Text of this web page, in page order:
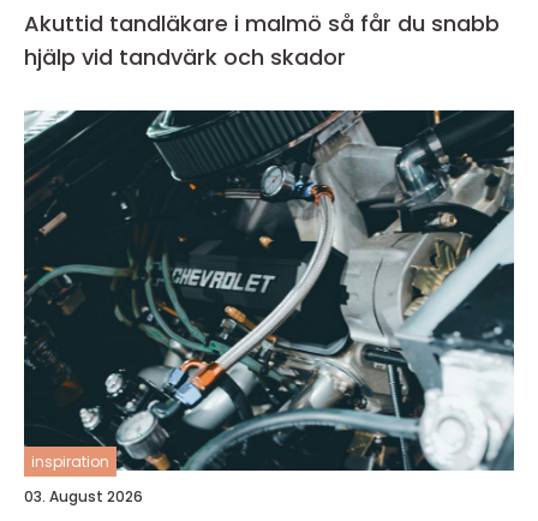
Akuttid tandläkare i malmö så får du snabb
hjälp vid tandvärk och skador
inspiration
03. August 2026